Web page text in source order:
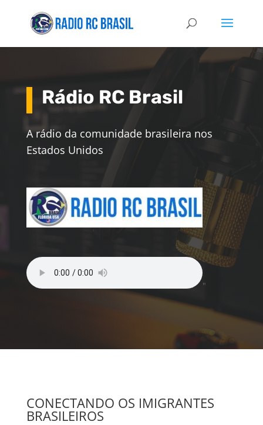
Rádio RC Brasil
A rádio da comunidade brasileira nos
Estados Unidos
"
CONECTANDO OS IMIGRANTES
BRASILEIROS